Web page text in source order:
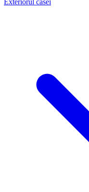
Exteriorul casei